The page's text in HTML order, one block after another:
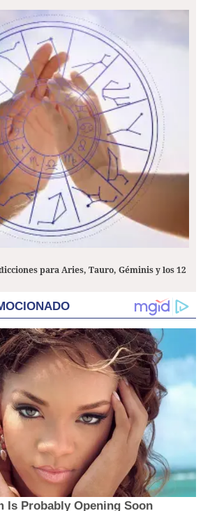
para Aries, Tauro, Géminis y los 12
Is Probably Opening Soon